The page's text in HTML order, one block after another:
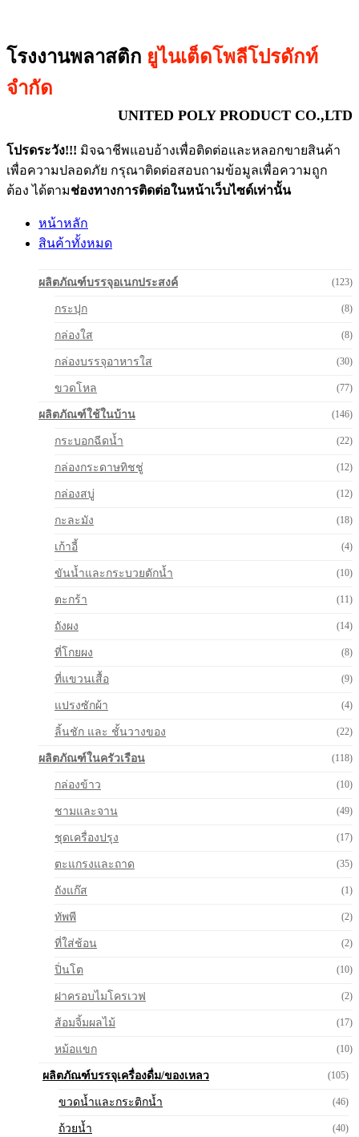
โรงงานพลาสติก ยูไนเต็ดโพลีโปรดักท์
จำกัด
UNITED POLY PRODUCT CO.,LTD
โปรดระวัง!!! มิจฉาชีพแอบอ้างเพื่อติดต่อและหลอกขายสินค้า
เพื่อความปลอดภัย กรุณาติดต่อสอบถามข้อมูลเพื่อความถูก
ต้อง ได้ตามช่องทางการติดต่อในหน้าเว็บไซด์เท่านั้น
หน้าหลัก
สินค้าทั้งหมด
ผลิตภัณฑ์บรรจุอเนกประสงค์ (123)
กระปุก (8)
กล่องใส (8)
กล่องบรรจุอาหารใส (30)
ขวดโหล (77)
ผลิตภัณฑ์ใช้ในบ้าน (146)
กระบอกฉีดน้ำ (22)
กล่องกระดาษทิชชู่ (12)
กล่องสบู่ (12)
กะละมัง (18)
เก้าอี้ (4)
ขันน้ำและกระบวยตักน้ำ (10)
ตะกร้า (11)
ถังผง (14)
ที่โกยผง (8)
ที่แขวนเสื้อ (9)
แปรงซักผ้า (4)
ลิ้นชัก และ ชั้นวางของ (22)
ผลิตภัณฑ์ในครัวเรือน (118)
กล่องข้าว (10)
ชามและจาน (49)
ชุดเครื่องปรุง (17)
ตะแกรงและถาด (35)
ถังแก๊ส (1)
ทัพพี (2)
ที่ใส่ช้อน (2)
ปิ่นโต (10)
ฝาครอบไมโครเวฟ (2)
ส้อมจิ้มผลไม้ (17)
หม้อแขก (10)
ผลิตภัณฑ์บรรจุเครื่องดื่ม/ของเหลว (105)
ขวดน้ำและกระติกน้ำ (46)
ถ้วยน้ำ (40)